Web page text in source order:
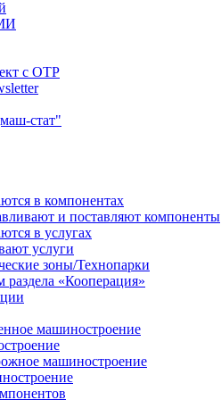
с ОТР
стат"
в компонентах
и поставляют компоненты
в услугах
услуги
зоны/Технопарки
раздела «Кооперация»
машиностроение
машиностроение